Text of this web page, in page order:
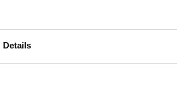
Details
auch bei einer